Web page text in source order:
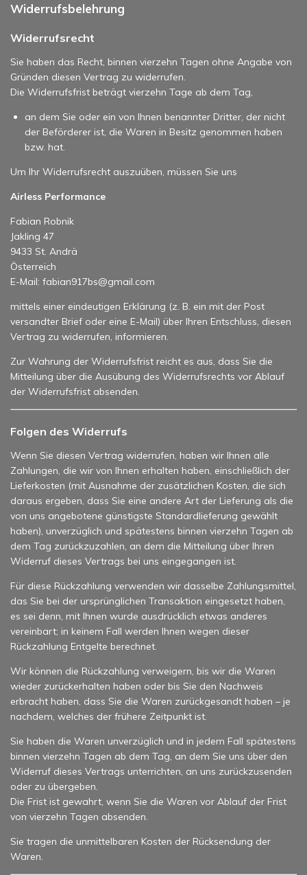
Widerrufsbelehrung
Widerrufsrecht
Sie haben das Recht, binnen vierzehn Tagen ohne Angabe von
Gründen diesen Vertrag zu widerrufen.
Die Widerrufsfrist beträgt vierzehn Tage ab dem Tag,
an dem Sie oder ein von Ihnen benannter Dritter, der nicht
der Beförderer ist, die Waren in Besitz genommen haben
bzw. hat.
Um Ihr Widerrufsrecht auszuüben, müssen Sie uns
Airless Performance
Fabian Robnik
Jakling 47
9433 St. Andrä
Österreich
E-Mail: fabian917bs@gmail.com
mittels einer eindeutigen Erklärung (z. B. ein mit der Post
versandter Brief oder eine E-Mail) über Ihren Entschluss, diesen
Vertrag zu widerrufen, informieren.
Zur Wahrung der Widerrufsfrist reicht es aus, dass Sie die
Mitteilung über die Ausübung des Widerrufsrechts vor Ablauf
der Widerrufsfrist absenden.
Folgen des Widerrufs
Wenn Sie diesen Vertrag widerrufen, haben wir Ihnen alle
Zahlungen, die wir von Ihnen erhalten haben, einschließlich der
Lieferkosten (mit Ausnahme der zusätzlichen Kosten, die sich
daraus ergeben, dass Sie eine andere Art der Lieferung als die
von uns angebotene günstigste Standardlieferung gewählt
haben), unverzüglich und spätestens binnen vierzehn Tagen ab
dem Tag zurückzuzahlen, an dem die Mitteilung über Ihren
Widerruf dieses Vertrags bei uns eingegangen ist.
Für diese Rückzahlung verwenden wir dasselbe Zahlungsmittel,
das Sie bei der ursprünglichen Transaktion eingesetzt haben,
es sei denn, mit Ihnen wurde ausdrücklich etwas anderes
vereinbart; in keinem Fall werden Ihnen wegen dieser
Rückzahlung Entgelte berechnet.
Wir können die Rückzahlung verweigern, bis wir die Waren
wieder zurückerhalten haben oder bis Sie den Nachweis
erbracht haben, dass Sie die Waren zurückgesandt haben – je
nachdem, welches der frühere Zeitpunkt ist.
Sie haben die Waren unverzüglich und in jedem Fall spätestens
binnen vierzehn Tagen ab dem Tag, an dem Sie uns über den
Widerruf dieses Vertrags unterrichten, an uns zurückzusenden
oder zu übergeben.
Die Frist ist gewahrt, wenn Sie die Waren vor Ablauf der Frist
von vierzehn Tagen absenden.
Sie tragen die unmittelbaren Kosten der Rücksendung der
Waren.